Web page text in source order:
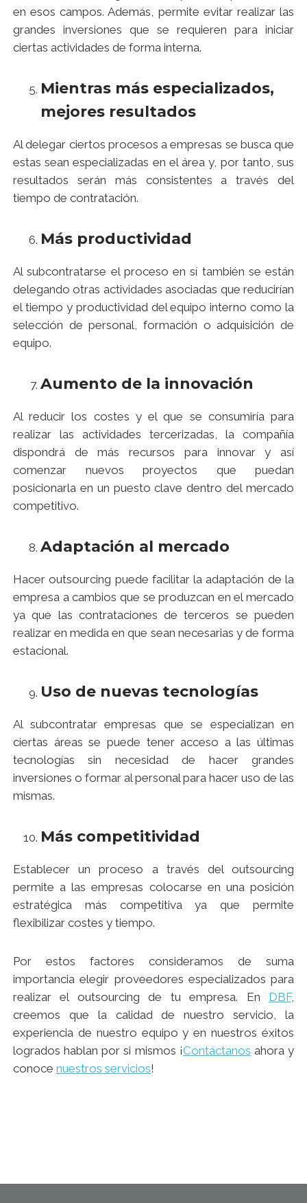
en esos campos. Además, permite evitar realizar las
grandes inversiones que se requieren para iniciar
ciertas actividades de forma interna.
Mientras más especializados,
mejores resultados
Al delegar ciertos procesos a empresas se busca que
estas sean especializadas en el área y, por tanto, sus
resultados serán más consistentes a través del
tiempo de contratación.
Más productividad
Al subcontratarse el proceso en sí también se están
delegando otras actividades asociadas que reducirían
el tiempo y productividad del equipo interno como la
selección de personal, formación o adquisición de
equipo.
Aumento de la innovación
Al reducir los costes y el que se consumiría para
realizar las actividades tercerizadas, la compañía
dispondrá de más recursos para innovar y así
comenzar nuevos proyectos que puedan
posicionarla en un puesto clave dentro del mercado
competitivo.
Adaptación al mercado
Hacer outsourcing puede facilitar la adaptación de la
empresa a cambios que se produzcan en el mercado
ya que las contrataciones de terceros se pueden
realizar en medida en que sean necesarias y de forma
estacional.
Uso de nuevas tecnologías
Al subcontratar empresas que se especializan en
ciertas áreas se puede tener acceso a las últimas
tecnologías sin necesidad de hacer grandes
inversiones o formar al personal para hacer uso de las
mismas.
Más competitividad
Establecer un proceso a través del outsourcing
permite a las empresas colocarse en una posición
estratégica más competitiva ya que permite
flexibilizar costes y tiempo.
Por estos factores consideramos de suma
importancia elegir proveedores especializados para
realizar el outsourcing de tu empresa. En DBF,
creemos que la calidad de nuestro servicio, la
experiencia de nuestro equipo y en nuestros éxitos
logrados hablan por si mismos ¡Contáctanos ahora y
conoce nuestros servicios!